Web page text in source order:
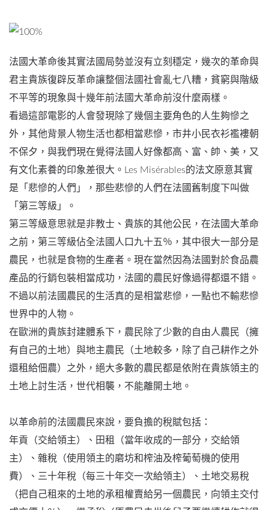
法國大革命後其實法國局勢並沒有立刻穩定，幾次的革命與
君主貴族復辟反革命讓整個法國社會亂七八糟，貧窮與階級
不平等的現象與十幾年前法國大革命前沒什麼兩樣。
看過這部電影的人會發現除了幾個主要角色的人生夠慘之
外，其他背景人物生活也都相當悲慘，市井小民衣衫襤褸朝
不保夕，與我們現在覺得法國人好像都高、富、帥、美，又
有文化素養的印象差很大。Les Misérables的法文原意其實
是「悲慘的人們」，那些悲慘的人們在法國舊制度下叫做
「第三等級」。
第三等級意思就是非教士、貴族的其他公民，在法國大革命
之前，第三等級佔全法國人口九十五％，其中很大一部分是
農民，也就是食物的生產者。現在當然因為法國對於食品農
產品的行銷包裝相當成功，法國的農民好像過得都還不錯。
不過以前法國農民的生活真的是相當悲慘，一點也不輸悲慘
世界中的人物。
在歐洲的貴族封建體系下，農民除了少數的自由人農民（擁
有自己的土地）與地主農民（土地較多，除了自己耕作之外
還租給佃農）之外，絕大多數的農民都是依附在貴族領主的
土地上討生活，世代相襲，不能離開土地。
以革命前的法國農民來說，要負擔的稅賦包括：
年貢（交給領主）、田租（當年收成的一部分，交給領
主）、雜稅（使用領主的磨坊和榨油及榨葡萄機的使用
費）、三十年稅（每三十年交一次給領主）、土地交易稅
（把自己租來的土地的承租權賣給另一個農民，向領主交付